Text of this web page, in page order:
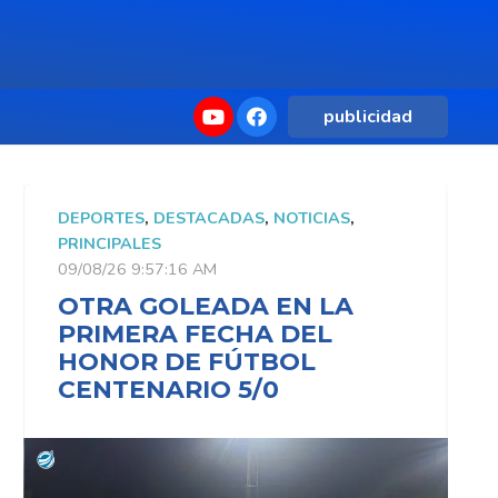
publicidad
DEPORTES, DESTACADAS, NOTICIAS,
PRINCIPALES
09/08/26 9:57:16 AM
OTRA GOLEADA EN LA
PRIMERA FECHA DEL
HONOR DE FÚTBOL
CENTENARIO 5/0